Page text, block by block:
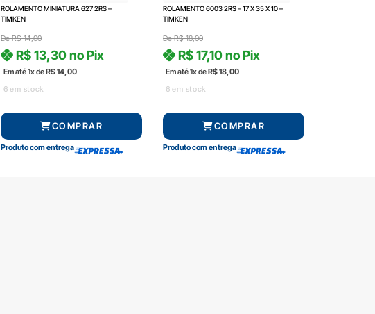
ROLAMENTO MINIATURA 627 2RS –
TIMKEN
DeR$14,00
Em até 1x deR$14,00
R$13,30 no Pix
6 em stock
COMPRAR
Produto com entrega
ROLAMENTO 6003 2RS – 17 X 35 X 10 –
TIMKEN
DeR$18,00
Em até 1x deR$18,00
R$17,10 no Pix
6 em stock
COMPRAR
Produto com entrega